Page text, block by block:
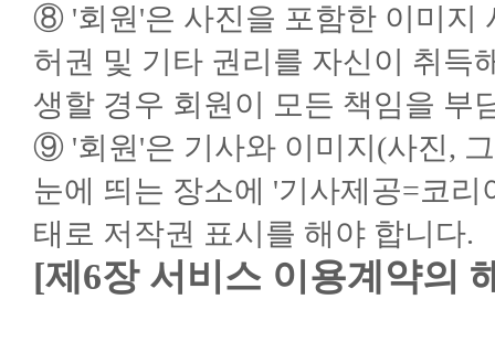
⑧ '회원'은 사진을 포함한 이미지
허권 및 기타 권리를 자신이 취득
생할 경우 회원이 모든 책임을 부
⑨ '회원'은 기사와 이미지(사진,
눈에 띄는 장소에 '기사제공=코
태로 저작권 표시를 해야 합니다.
[제6장 서비스 이용계약의